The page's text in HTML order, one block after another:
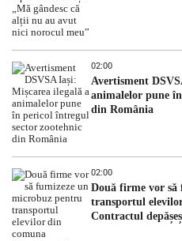
02:00
Avertisment
animalelor pune
din România
02:00
Două firme vor să
transportul
Contractul